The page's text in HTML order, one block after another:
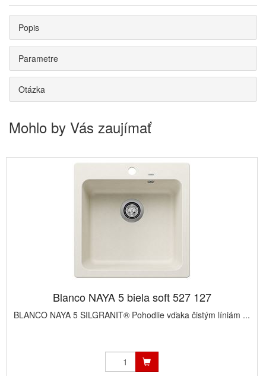
Popis
Parametre
Otázka
Mohlo by Vás zaujímať
Blanco NAYA 5 biela soft 527 127
BLANCO NAYA 5 SILGRANIT® Pohodlie vďaka čistým líniám ...